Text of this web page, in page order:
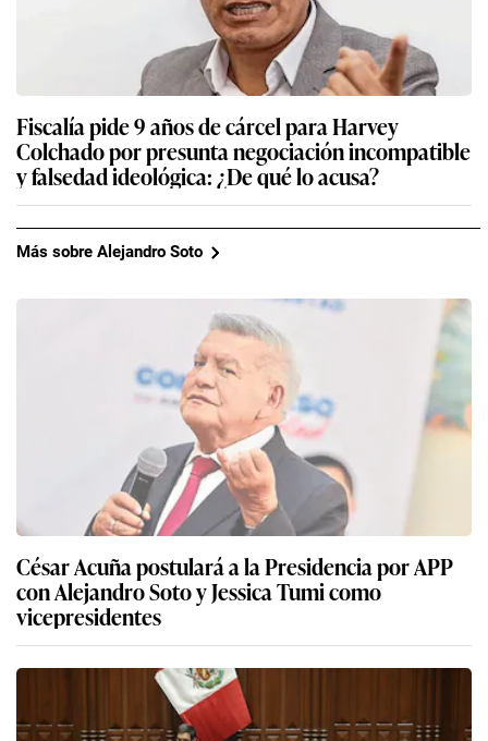
Fiscalía pide 9 años de cárcel para Harvey
Colchado por presunta negociación incompatible
y falsedad ideológica: ¿De qué lo acusa?
Más sobre Alejandro Soto
César Acuña postulará a la Presidencia por APP
con Alejandro Soto y Jessica Tumi como
vicepresidentes